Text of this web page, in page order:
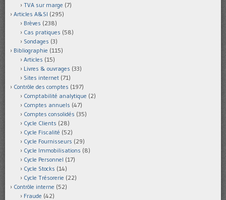
TVA sur marge (7)
Articles A&SI (295)
Brèves (238)
Cas pratiques (58)
Sondages (3)
Bibliographie (115)
Articles (15)
Livres & ouvrages (33)
Sites internet (71)
Contrôle des comptes (197)
Comptabilité analytique (2)
Comptes annuels (47)
Comptes consolidés (35)
Cycle Clients (28)
Cycle Fiscalité (52)
Cycle Fournisseurs (29)
Cycle Immobilisations (8)
Cycle Personnel (17)
Cycle Stocks (14)
Cycle Trésorerie (22)
Contrôle interne (52)
Fraude (42)